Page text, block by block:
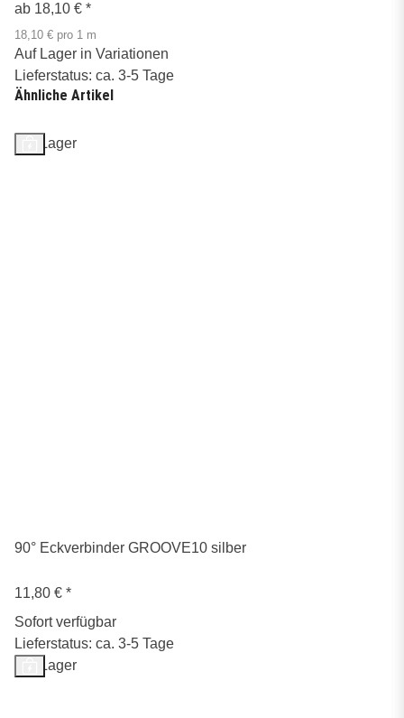
ab 18,10 € *
18,10 € pro 1 m
Auf Lager in Variationen
Lieferstatus: ca. 3-5 Tage
Ähnliche Artikel
Auf Lager
90° Eckverbinder GROOVE10 silber
11,80 € *
Sofort verfügbar
Lieferstatus: ca. 3-5 Tage
Auf Lager